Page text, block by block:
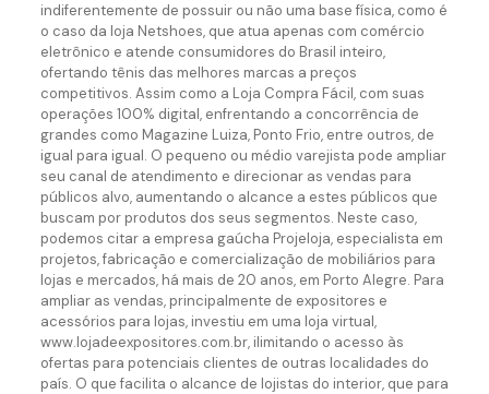
indiferentemente de possuir ou não uma base física, como é
o caso da loja Netshoes, que atua apenas com comércio
eletrônico e atende consumidores do Brasil inteiro,
ofertando tênis das melhores marcas a preços
competitivos. Assim como a Loja Compra Fácil, com suas
operações 100% digital, enfrentando a concorrência de
grandes como Magazine Luiza, Ponto Frio, entre outros, de
igual para igual. O pequeno ou médio varejista pode ampliar
seu canal de atendimento e direcionar as vendas para
públicos alvo, aumentando o alcance a estes públicos que
buscam por produtos dos seus segmentos. Neste caso,
podemos citar a empresa gaúcha Projeloja, especialista em
projetos, fabricação e comercialização de mobiliários para
lojas e mercados, há mais de 20 anos, em Porto Alegre. Para
ampliar as vendas, principalmente de expositores e
acessórios para lojas, investiu em uma loja virtual,
www.lojadeexpositores.com.br, ilimitando o acesso às
ofertas para potenciais clientes de outras localidades do
país. O que facilita o alcance de lojistas do interior, que para